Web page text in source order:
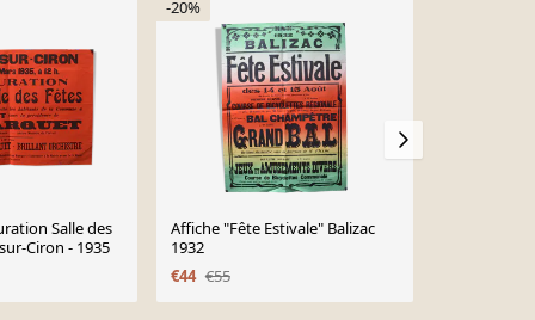
Salle des
Ciron - 1935
-20%
Affiche "Fête Estivale" Balizac
1932
€44 €55